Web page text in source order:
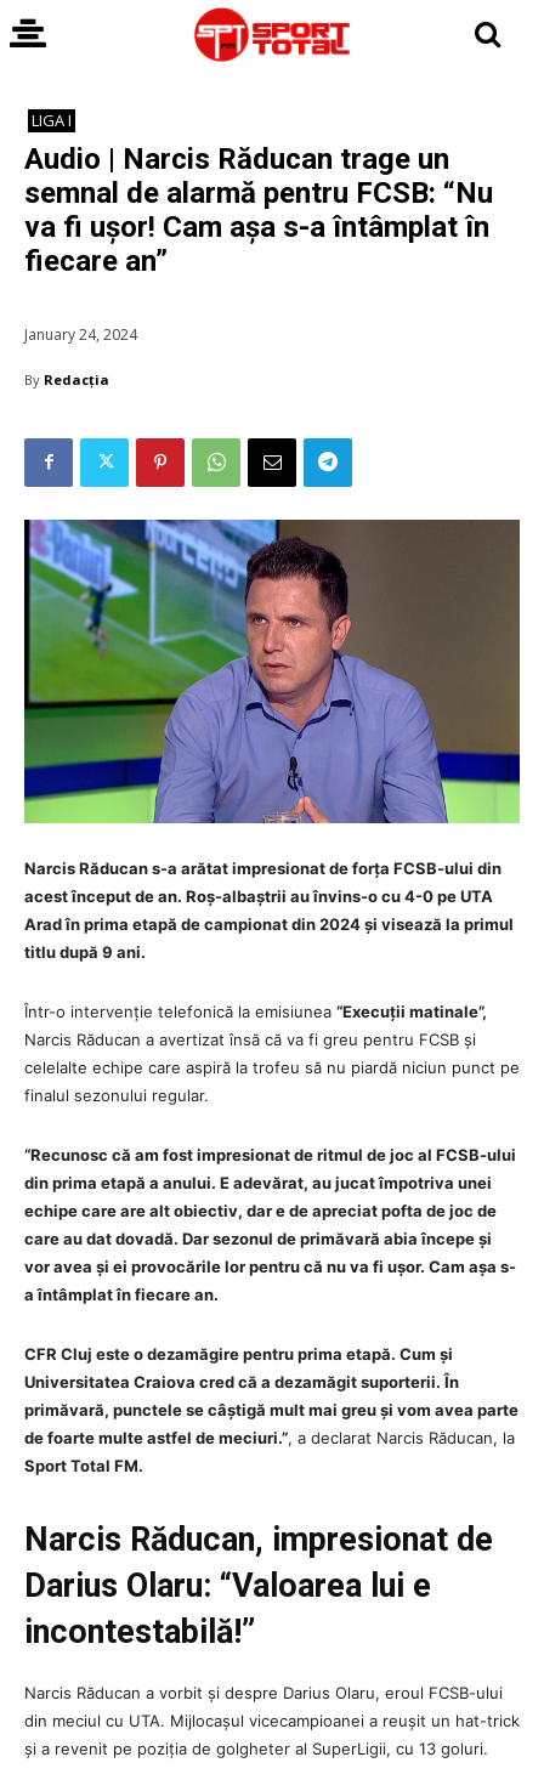
LIGA I
Audio | Narcis Răducan trage un
semnal de alarmă pentru FCSB: “Nu
va fi ușor! Cam așa s-a întâmplat în
fiecare an”
January 24, 2024
By Redacția
Narcis Răducan s-a arătat impresionat de forța FCSB-ului din
acest început de an. Roș-albaștrii au învins-o cu 4-0 pe UTA
Arad în prima etapă de campionat din 2024 și visează la primul
titlu după 9 ani.
Într-o intervenție telefonică la emisiunea “Execuții matinale”,
Narcis Răducan a avertizat însă că va fi greu pentru FCSB și
celelalte echipe care aspiră la trofeu să nu piardă niciun punct pe
finalul sezonului regular.
“Recunosc că am fost impresionat de ritmul de joc al FCSB-ului
din prima etapă a anului. E adevărat, au jucat împotriva unei
echipe care are alt obiectiv, dar e de apreciat pofta de joc de
care au dat dovadă. Dar sezonul de primăvară abia începe și
vor avea și ei provocările lor pentru că nu va fi ușor. Cam așa s-
a întâmplat în fiecare an.
CFR Cluj este o dezamăgire pentru prima etapă. Cum și
Universitatea Craiova cred că a dezamăgit suporterii. În
primăvară, punctele se câștigă mult mai greu și vom avea parte
de foarte multe astfel de meciuri.”, a declarat Narcis Răducan, la
Sport Total FM.
Narcis Răducan, impresionat de
Darius Olaru: “Valoarea lui e
incontestabilă!”
Narcis Răducan a vorbit și despre Darius Olaru, eroul FCSB-ului
din meciul cu UTA. Mijlocașul vicecampioanei a reușit un hat-trick
și a revenit pe poziția de golgheter al SuperLigii, cu 13 goluri.